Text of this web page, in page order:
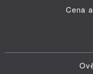
Cena